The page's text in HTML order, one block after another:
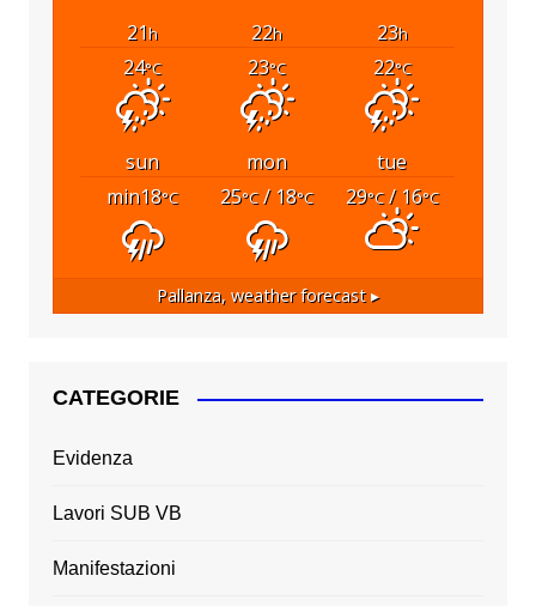
21h 22h 23h
24°C 23°C 22°C
sun mon
tue
min18°C 25°C/ 18°C 29°C/ 16°C
Pallanza,weather forecast ▸
CATEGORIE
Evidenza
Lavori SUB VB
Manifestazioni